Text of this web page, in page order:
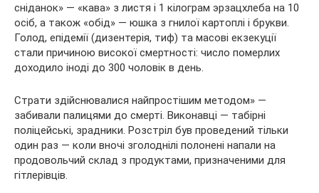
сніданок» — «кава» з листя і 1 кілограм эрзацхлеба на 10
осіб, а також «обід» — юшка з гнилої картоплі і брукви.
Голод, епідемії (дизентерія, тиф) та масові екзекуції
стали причиною високої смертності: число померлих
доходило іноді до 300 чоловік в день.
Страти здійснювалися найпростішим методом» —
забивали палицями до смерті. Виконавці — табірні
поліцейські, зрадники. Розстріл був проведений тільки
один раз — коли вночі зголоднілі полонені напали на
продовольчий склад з продуктами, призначеними для
гітлерівців.